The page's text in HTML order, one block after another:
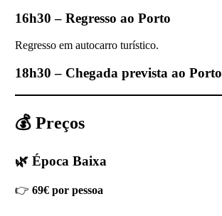
16h30 – Regresso ao Porto
Regresso em autocarro turístico.
18h30 – Chegada prevista ao Porto
💰 Preços
🌿 Época Baixa
👉 69€ por pessoa